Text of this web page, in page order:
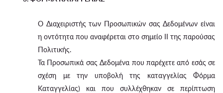
Ο Διαχειριστής των Προσωπικών σας Δεδομένων είναι
η οντότητα που αναφέρεται στο σημείο II της παρούσας
Πολιτικής.
Τα Προσωπικά σας Δεδομένα που παρέχετε από εσάς σε
σχέση με την υποβολή της καταγγελίας Φόρμα
Καταγγελίας) και που συλλέχθηκαν σε περίπτωση